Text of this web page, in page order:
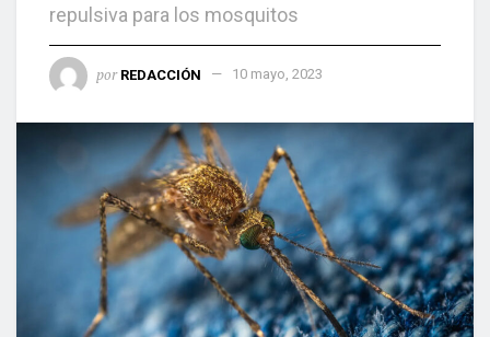
repulsiva para los mosquitos
por REDACCIÓN 10 mayo, 2023